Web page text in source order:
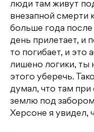
люди там живут
внезапной смерти
больше года
день прилетает, и
то погибает, и это
лишено логики, ты
этого уберечь.
думал, что там
землю под
Херсоне я увидел,